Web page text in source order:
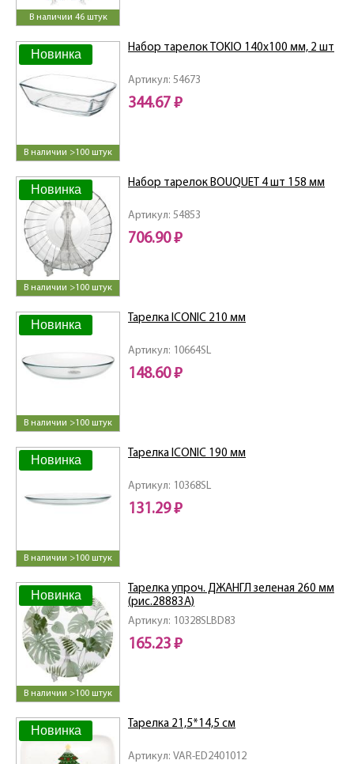
В наличии 46 штук
Новинка
В наличии >100 штук
Артикул: 54673
Набор тарелок TOKIO 140x100 мм, 2 шт
344.67 ₽
Новинка
В наличии >100 штук
Артикул: 54853
Набор тарелок BOUQUET 4 шт 158 мм
706.90 ₽
Новинка
В наличии >100 штук
Артикул: 10664SL
Тарелка ICONIC 210 мм
148.60 ₽
Новинка
В наличии >100 штук
Артикул: 10368SL
Тарелка ICONIC 190 мм
131.29 ₽
Новинка
В наличии >100 штук
Артикул: 10328SLBD83
Тарелка упроч. ДЖАНГЛ зеленая 260 мм
(рис.28883А)
165.23 ₽
Новинка
Артикул: VAR-ED2401012
Тарелка 21,5*14,5 см